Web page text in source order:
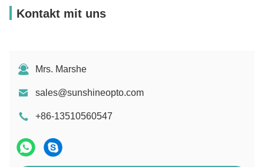
Kontakt mit uns
Mrs. Marshe
sales@sunshineopto.com
+86-13510560547